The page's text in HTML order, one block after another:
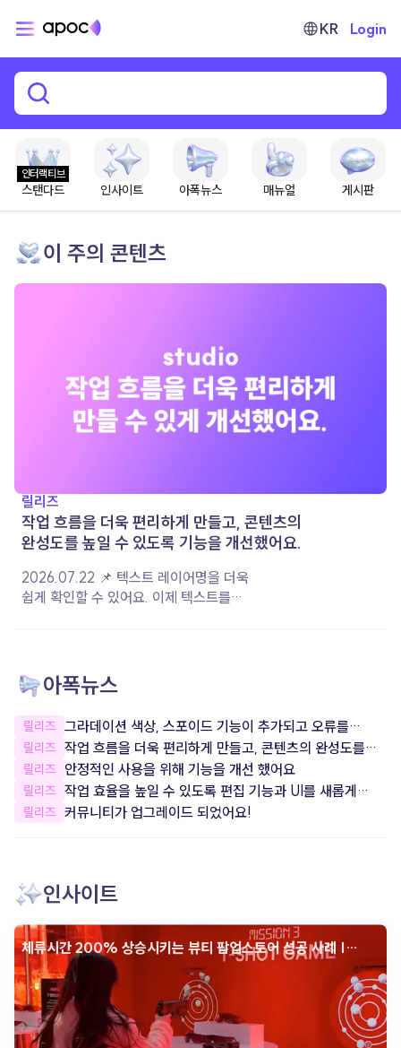
KR Login
인터랙티브
스탠다드 인사이트 매뉴얼
아폭뉴스 게시판
이 주의 콘텐츠
릴리즈
작업 흐름을 더욱 편리하게 만들고, 콘텐츠의
완성도를 높일 수 있도록 기능을 개선했어요.
2026.07.22 📌 텍스트 레이어명을 더욱
쉽게 확인할 수 있어요. 이제 텍스트를
여러 레이어를 더욱 편리하게 구분하고
관리할 수 있습니다. 📌 음악 재생 옵션이
더욱 다양해졌어요. 음악이 재생되는 구간과
볼륨을 원하는 대로 설정할 수 있도록 상세
옵션을 개선했어요. 콘텐츠의 분위기와
장면에 맞게 음악을 조절하여 더욱 완성도
높은 콘텐츠를 제작해 보세요. 📌 서비스
안정성을 개선했어요. 더욱 안정적으로
아폭뉴스
릴리즈 그라데이션 색상, 스포이드 기능이 추가되고 오류를
잡았어요!
릴리즈 작업 흐름을 더욱 편리하게 만들고, 콘텐츠의 완성도를
높일 수 있도록 기능을 개선했어요.
릴리즈 안정적인 사용을 위해 기능을 개선 했어요
릴리즈 작업 효율을 높일 수 있도록 편집 기능과 UI를 새롭게
개선했어요.
릴리즈 커뮤니티가 업그레이드 되었어요!
인사이트
체류시간 200% 상승시키는 뷰티 팝업스토어 성공 사례 |
인터랙티브 콘텐츠